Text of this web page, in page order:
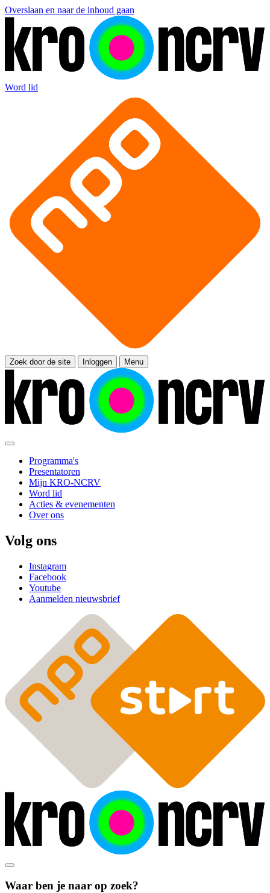
Overslaan en naar de inhoud gaan
Word lid
Zoek door de site Inloggen Menu
Programma's
Presentatoren
Mijn KRO-NCRV
Word lid
Acties & evenementen
Over ons
Volg ons
Instagram
Facebook
Youtube
Aanmelden nieuwsbrief
Waar ben je naar op zoek?